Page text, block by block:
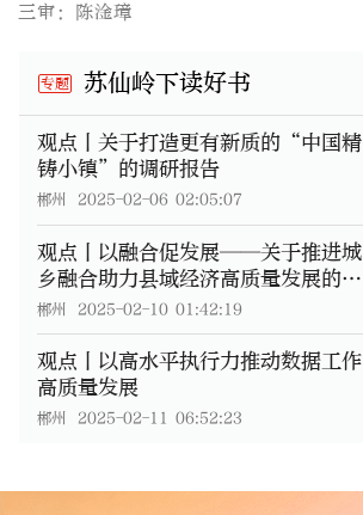
三审：陈淦璋
专题 苏仙岭下读好书
观点丨关于打造更有新质的“中国精
铸小镇”的调研报告
郴州 2025-02-06 02:05:07
观点丨以融合促发展——关于推进城
乡融合助力县域经济高质量发展的思
考
郴州 2025-02-10 01:42:19
观点丨以高水平执行力推动数据工作
高质量发展
郴州 2025-02-11 06:52:23